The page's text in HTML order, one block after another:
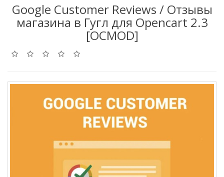
Google Customer Reviews / Отзывы
магазина в Гугл для Opencart 2.3
[OCMOD]